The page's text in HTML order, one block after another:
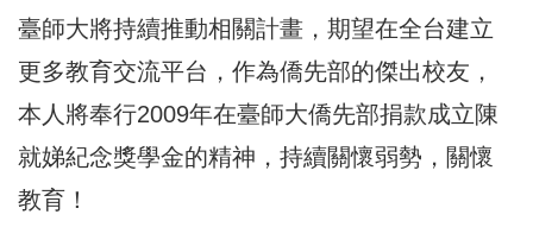
臺師大將持續推動相關計畫，期望在全台建立
更多教育交流平台，作為僑先部的傑出校友，
本人將奉行2009年在臺師大僑先部捐款成立陳
就娣紀念獎學金的精神，持續關懷弱勢，關懷
教育！